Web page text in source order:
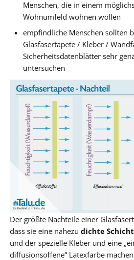
Menschen, die in einem
Wohnumfeld wohnen wollen
empfindliche Menschen sollten
Glasfasertapete / Kleber /
Sicherheitsdatenblätter sehr
untersuchen
Der größte Nachteile einer
dass sie eine nahezu dichte Schicht
und der spezielle Kleber und eine
diffusionsoffene“ Latexfarbe